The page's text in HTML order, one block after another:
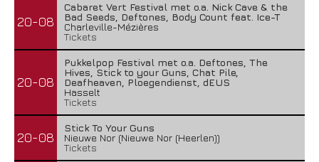
20-08
Cabaret Vert Festival met o.a. Nick Cave & the
Bad Seeds, Deftones, Body Count feat. Ice-T
Charleville-Mézières
Tickets
20-08
Pukkelpop Festival met o.a. Deftones, The
Hives, Stick to your Guns, Chat Pile,
Deafheaven, Ploegendienst, dEUS
Hasselt
Tickets
20-08
Stick To Your Guns
Nieuwe Nor (Nieuwe Nor (Heerlen))
Tickets